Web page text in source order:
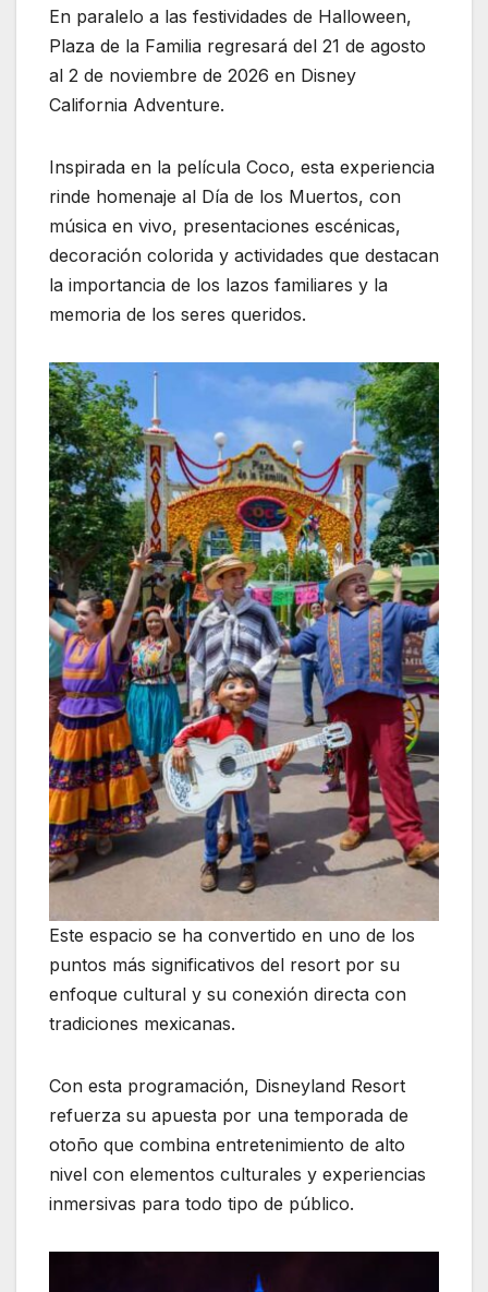
En paralelo a las festividades de Halloween,
Plaza de la Familia regresará del 21 de agosto
al 2 de noviembre de 2026 en Disney
California Adventure.
Inspirada en la película Coco, esta experiencia
rinde homenaje al Día de los Muertos, con
música en vivo, presentaciones escénicas,
decoración colorida y actividades que destacan
la importancia de los lazos familiares y la
memoria de los seres queridos.
Este espacio se ha convertido en uno de los
puntos más significativos del resort por su
enfoque cultural y su conexión directa con
tradiciones mexicanas.
Con esta programación, Disneyland Resort
refuerza su apuesta por una temporada de
otoño que combina entretenimiento de alto
nivel con elementos culturales y experiencias
inmersivas para todo tipo de público.